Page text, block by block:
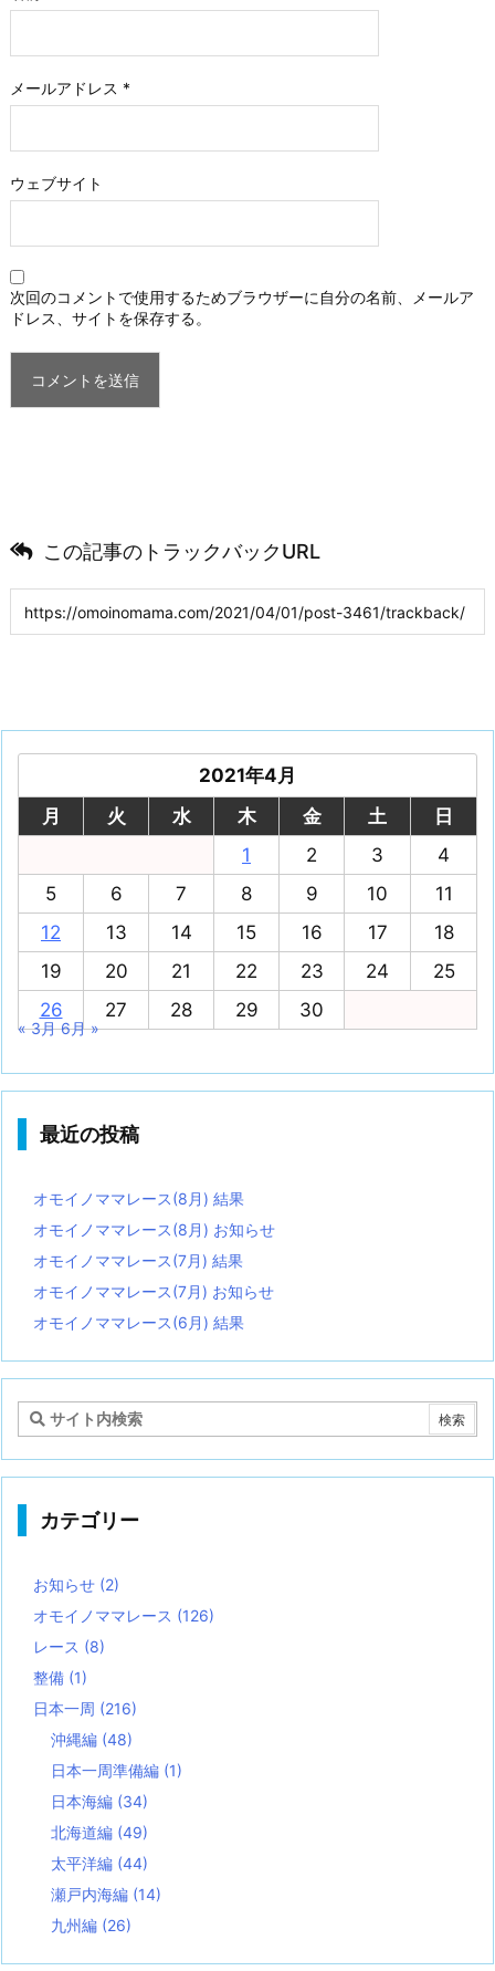
メールアドレス *
ウェブサイト
次回のコメントで使用するためブラウザーに自分の名前、メールア
ドレス、サイトを保存する。
この記事のトラックバックURL
2021年4月
月
火 水 木 金 土
日
1
2 3
4
5
6 7 8 9 10
11
12
13 14 15 16 17
18
19
20 21 22 23 24
25
26
27 28 29 30
« 3月 6月 »
最近の投稿
オモイノママレース(8月) 結果
オモイノママレース(8月) お知らせ
オモイノママレース(7月) 結果
オモイノママレース(7月) お知らせ
オモイノママレース(6月) 結果
カテゴリー
お知らせ (2)
オモイノママレース (126)
レース (8)
整備 (1)
日本一周 (216)
沖縄編 (48)
日本一周準備編 (1)
日本海編 (34)
北海道編 (49)
太平洋編 (44)
瀬戸内海編 (14)
九州編 (26)